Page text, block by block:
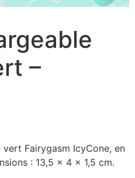
–
Fairygasm IcyCone, en
: 13,5 x 4 x 1,5 cm.